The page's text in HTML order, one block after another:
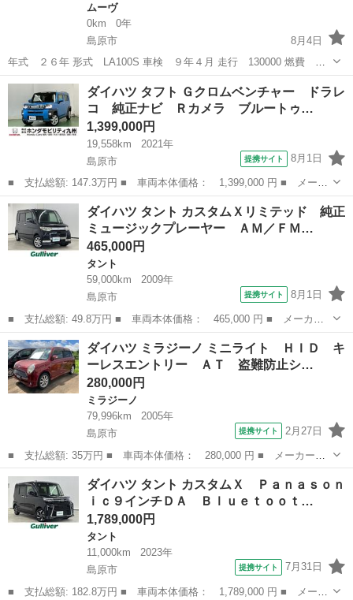
ムーヴ
0km
0年
島原市
8月4日
年式 ２６年 形式 LA100S 車検 ９年４月 走行 130000 燃費
20〜22 個人的 現車確認してから決めてください クレーム無し3N 現金
引き換えでお願いします
長崎 島原市 ムーヴ
ダイハツ タフト Ｇクロムベンチャー ドラレ
コ 純正ナビ Ｒカメラ ブルートゥ…
1,399,000円
19,558km
2021年
島原市
提携サイト 8月1日
■ 支払総額: 147.3万円 ■ 車両本体価格： 1,399,000 円 ■ メーカ
ー名： ダイハツ ■ 車種名： タフト ■ グレード名： Ｇクロム
ベンチャー ドラレコ 純正ナビ Ｒカメラ ブルートゥース フル
セグＴＶ...
長崎 島原市 ダイハツ
ダイハツ タント カスタムＸリミテッド 純正
ミュージックプレーヤー ＡＭ／ＦＭ…
465,000円
タント
59,000km
2009年
島原市
提携サイト 8月1日
■ 支払総額: 49.8万円 ■ 車両本体価格： 465,000 円 ■ メーカー
名： ダイハツ ■ 車種名： タント ■ グレード名： カスタムＸ
リミテッド 純正ミュージックプレーヤー ＡＭ／ＦＭ／ＣＤ 片側
パワースライ...
長崎 島原市 タント
ダイハツ ミラジーノ ミニライト ＨＩＤ キ
ーレスエントリー ＡＴ 盗難防止シ…
280,000円
ミラジーノ
79,996km
2005年
島原市
提携サイト 2月27日
■ 支払総額: 35万円 ■ 車両本体価格： 280,000 円 ■ メーカー
名： ダイハツ ■ 車種名： ミラジーノ ■ グレード名： ミニラ
イト ＨＩＤ キーレスエントリー ＡＴ 盗難防止システム ＡＢ
Ｓ アルミホイー...
長崎 島原市 ミラジーノ
ダイハツ タント カスタムＸ Ｐａｎａｓｏｎ
ｉｃ９インチＤＡ Ｂｌｕｅｔｏｏｔ…
1,789,000円
タント
11,000km
2023年
島原市
提携サイト 7月31日
■ 支払総額: 182.8万円 ■ 車両本体価格： 1,789,000 円 ■ メーカ